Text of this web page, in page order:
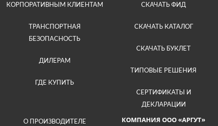
КОРПОРАТИВНЫМ КЛИЕНТАМ
ТРАНСПОРТНАЯ
БЕЗОПАСНОСТЬ
ДИЛЕРАМ
ГДЕ КУПИТЬ
СКАЧАТЬ ФИД
СКАЧАТЬ КАТАЛОГ
СКАЧАТЬ БУКЛЕТ
ТИПОВЫЕ РЕШЕНИЯ
СЕРТИФИКАТЫ И
ДЕКЛАРАЦИИ
О ПРОИЗВОДИТЕЛЕ КОМПАНИЯ ООО «АРГУТ»